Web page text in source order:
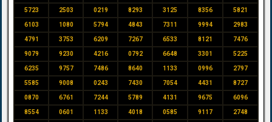
5723 2503 0219 8293 3125 8356 5821
6103 1080 5794 4843 7311 9994 2983
4791 3753 6209 7267 6533 8121 7476
9079 9230 4216 0792 6648 3301 5225
6235 9757 7486 8640 1133 0996 2797
5585 9008 0243 7430 7054 4431 8727
0870 6761 7244 5789 4131 9675 6096
8554 0601 1133 4018 0585 9117 2748